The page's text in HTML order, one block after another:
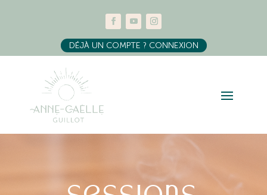
DÉJÀ UN COMPTE ? CONNEXION